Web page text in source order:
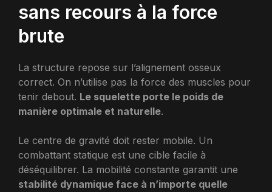
sans recours à la force
brute
La structure repose sur l’alignement osseux
correct. On n’utilise pas la force des muscles pour
tenir debout. Le squelette porte le poids de
manière optimale et naturelle.
Le centre de gravité doit rester mobile. Un
combattant statique est une cible facile à
déséquilibrer. La mobilité constante garantit une
stabilité dynamique face à n’importe quelle